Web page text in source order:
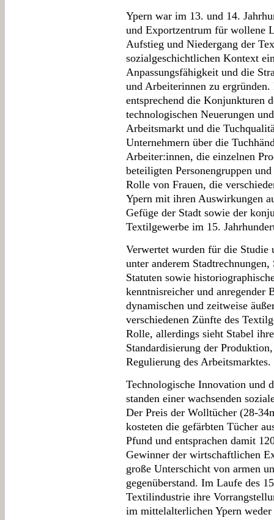
Ypern war im 13. und 14.
und Exportzentrum für wollene
Aufstieg und Niedergang der
sozialgeschichtlichen Kontext
Anpassungsfähigkeit und die
und Arbeiterinnen zu
entsprechend die Konjunkturen
technologischen Neuerungen
Arbeitsmarkt und die
Unternehmern über die
Arbeiter:innen, die einzelnen
beteiligten Personengruppen
Rolle von Frauen, die
Ypern mit ihren Auswirkungen
Gefüge der Stadt sowie der
Textilgewerbe im 15.
Verwertet wurden für die Studie
unter anderem
Statuten sowie
kenntnisreicher und
dynamischen und zeitweise
verschiedenen Zünfte des
Rolle, allerdings sieht Stabel
Standardisierung der
Regulierung des Arbeitsmarktes.
Technologische Innovation und
standen einer wachsenden
Der Preis der Wolltücher (28-
kosteten die gefärbten Tücher
Pfund und entsprachen damit
Gewinner der wirtschaftlichen
große Unterschicht von armen
gegenüberstand. Im Laufe des
Textilindustrie ihre
im mittelalterlichen Ypern